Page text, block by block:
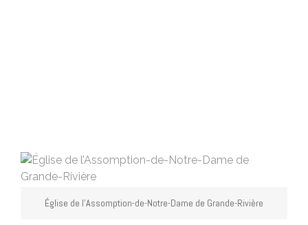
Église de l’Assomption-de-Notre-Dame de Grande-Rivière